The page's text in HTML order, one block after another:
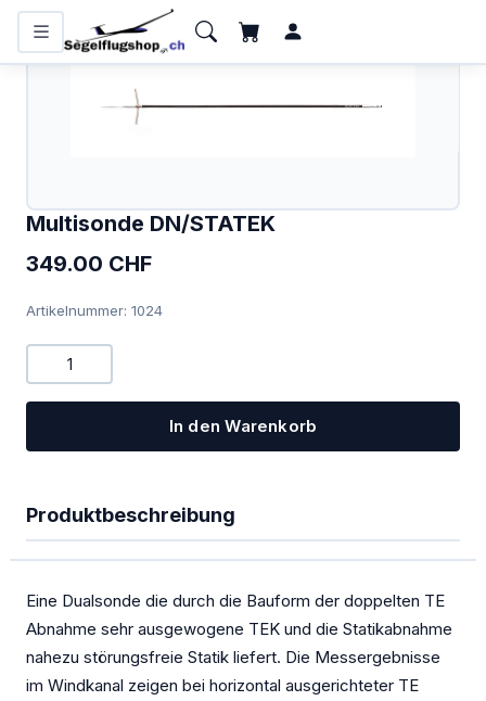
KATEGORIEN
Flugzeugbatterien
IPhone/IPad
Kombigeräte Funk/Transponder
Ladegeräte
Mückenputzer
OGN
Multisonde DN/STATEK
349.00 CHF
Artikelnummer: 1024
In den Warenkorb
Produktbeschreibung
Eine Dualsonde die durch die Bauform der doppelten TE
Abnahme sehr ausgewogene TEK und die Statikabnahme
nahezu störungsfreie Statik liefert. Die Messergebnisse
im Windkanal zeigen bei horizontal ausgerichteter TE